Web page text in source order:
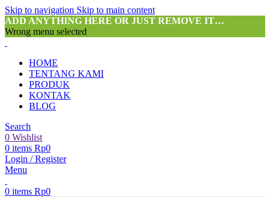
Skip to navigation Skip to main content
ADD ANYTHING HERE OR JUST REMOVE IT…
Wrong menu selected
HOME
TENTANG KAMI
PRODUK
KONTAK
BLOG
Search
0 Wishlist
0 items Rp0
Login / Register
Menu
0 items Rp0